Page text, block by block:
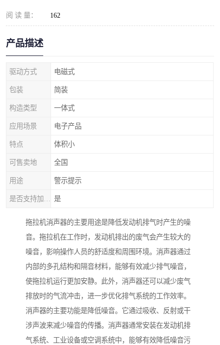
阅 读 量： 162
产品描述
驱动方式 电磁式
包装 简装
构造类型 一体式
应用场景 电子产品
特点 体积小
可售卖地 全国
用途 警示提示
是
拖拉机消声器的主要用途是降低发动机排气时产生的噪
音。拖拉机在工作时，发动机排出的废气会产生较大的
噪音，影响操作人员的舒适度和周围环境。消声器通过
内部的多孔结构和隔音材料，能够有效减少排气噪音，
使拖拉机运行更加安静。此外，消声器还可以减少废气
排放时的气流冲击，进一步优化排气系统的工作效率。
消声器的主要功能是降低噪音。它通过吸收、反射或干
涉声波来减少噪音的传播。消声器通常安装在发动机排
气系统、工业设备或空调系统中，能够有效降低噪音污